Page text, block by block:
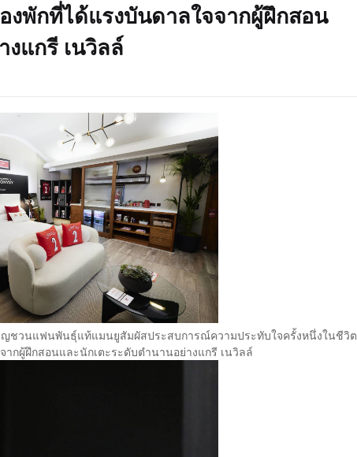
งพักที่ได้แรงบันดาลใจจากผู้ฝึกสอน
แกรี เนวิลล์
ญชวนแฟนพันธุ์แท้แมนยูสัมผัสประสบการณ์ความประทับใจครั้งหนึ่งในชีวิต
ากผู้ฝึกสอนและนักเตะระดับตำนานอย่างแกรี เนวิลล์